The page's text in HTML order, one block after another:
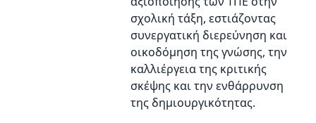
σχολική τάξη, εστιάζοντας
συνεργατική διερεύνηση και
οικοδόμηση της γνώσης, την
καλλιέργεια της κριτικής
σκέψης και την ενθάρρυνση
της δημιουργικότητας.